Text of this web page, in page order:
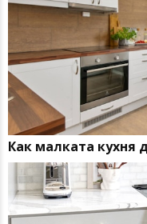
Как малката кухня